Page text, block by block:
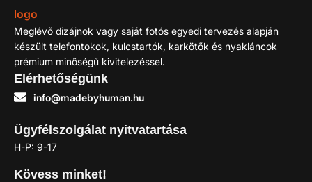
Meglévő dizájnok vagy saját fotós egyedi tervezés alapján
készült telefontokok, kulcstartók, karkötők és nyakláncok
prémium minőségű kivitelezéssel.
Elérhetőségünk
info@madebyhuman.hu
Ügyfélszolgálat nyitvatartása
H-P: 9-17
Kövess minket!